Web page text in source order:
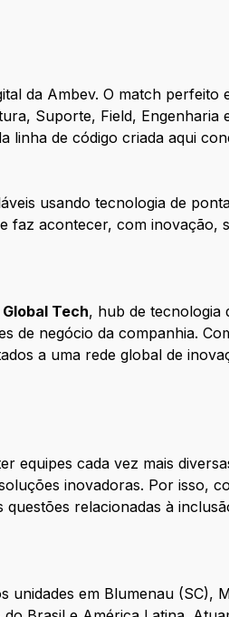
da Ambev. O match
Suporte, Field,
linha de código criada aqui
usando tecnologia de
faz acontecer, com
Tech, hub de tecnologia
de negócio da companhia.
a uma rede global de
equipes cada vez mais
inovadoras. Por isso,
relacionadas à
unidades em Blumenau (SC),